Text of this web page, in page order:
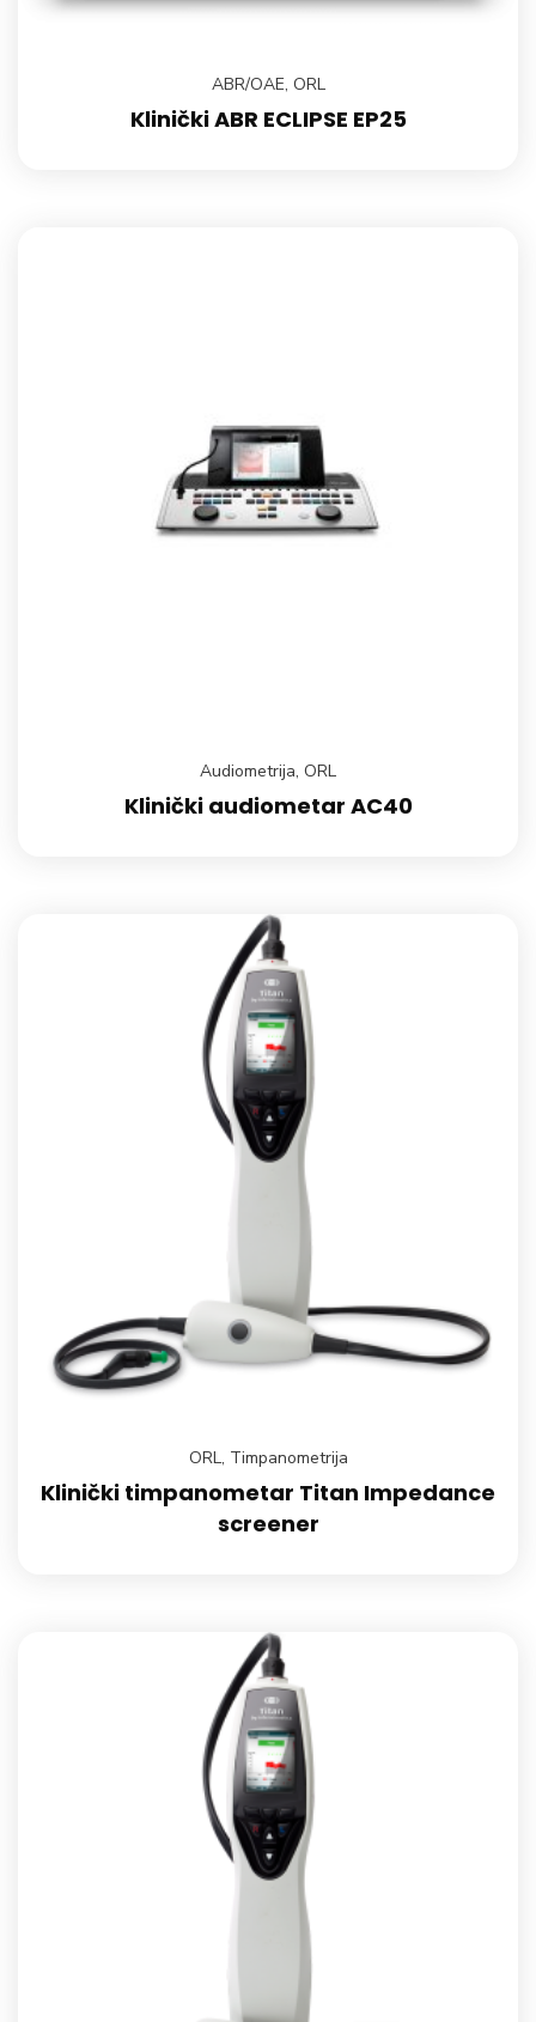
ABR/OAE, ORL
Klinički ABR ECLIPSE EP25
Audiometrija, ORL
Klinički audiometar AC40
ORL, Timpanometrija
Klinički timpanometar Titan Impedance
screener